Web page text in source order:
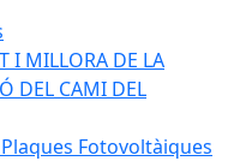
I MILLORA DE LA
DEL CAMI DEL
Fotovoltàiques